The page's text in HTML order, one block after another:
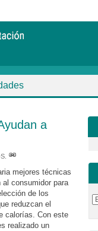
a
mejores técnicas
al consumidor para
de los
reduzcan el
calorías. Con este
realizado un